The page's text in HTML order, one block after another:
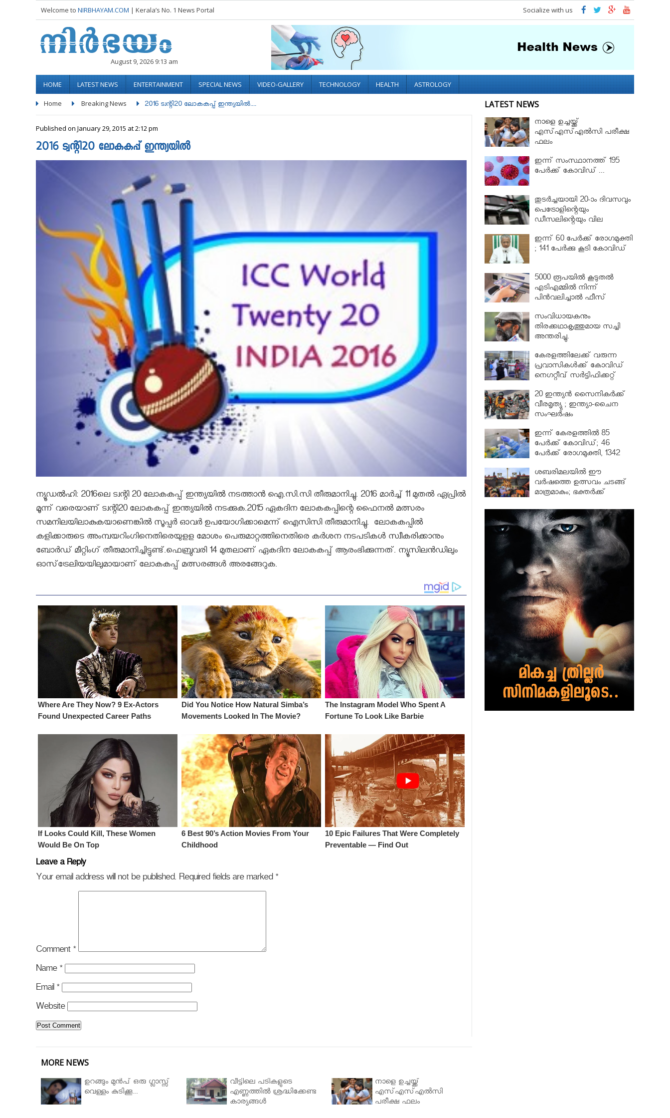
Welcome to NIRBHAYAM.COM | Kerala’s No. 1 News Portal Socialize with us
August 9, 2026 9:13 am
HOME LATEST NEWS ENTERTAINMENT SPECIAL NEWS VIDEO-GALLERY TECHNOLOGY HEALTH ASTROLOGY
Home Breaking News 2016 ട്വന്റി20 ലോകകപ്പ് ഇന്ത്യയില്‍....
Published on January 29, 2015 at 2:12 pm
2016 ട്വന്റി20 ലോകകപ്പ് ഇന്ത്യയില്‍
ന്യൂഡൽഹി: 2016ലെ ട്വന്റി 20 ലോകകപ്പ് ഇന്ത്യയിൽ നടത്താൻ ഐ.സി.സി തീരുമാനിച്ചു. 2016 മാര്‍ച്ച് 11 മുതല്‍ ഏപ്രില്‍
മൂന്ന് വരെയാണ് ട്വന്റി20 ലോകകപ്പ് ഇന്ത്യയില്‍ നടക്കുക.2015 ഏകദിന ലോകകപ്പിന്റെ ഫൈനല്‍ മത്സരം
സമനിലയിലാകുകയാണെങ്കില്‍ സൂപ്പര്‍ ഓവര്‍ ഉപയോഗിക്കാമെന്ന് ഐസിസി തീരുമാനിച്ചു. ലോകകപ്പില്‍
കളിക്കാരുടെ അംമ്പയറിംഗിനെതിരെയുളള മോശം പെരുമാറ്റത്തിനെതിരെ കര്‍ശന നടപടികള്‍ സ്വീകരിക്കാനും
ബോര്‍ഡ് മീറ്റിംഗ് തീരുമാനിച്ചിട്ടുണ്ട്.ഫെബ്രുവരി 14 മുതലാണ് ഏകദിന ലോകകപ്പ് ആരംഭിക്കുന്നത്. ന്യൂസിലന്‍ഡിലും
ഓസ്‌ട്രേലിയയിലുമായാണ് ലോകകപ്പ് മത്സരങ്ങള്‍ അരങ്ങേറുക.
Leave a Reply
Your email address will not be published. Required fields are marked *
Comment *
Name *
Email *
Website
MORE NEWS
ഉറങ്ങും മുന്‍പ് ഒരു ഗ്ലാസ്സ്
വെള്ളം കുടിക്കൂ...
വീട്ടിലെ പടികളുടെ
എണ്ണത്തിൽ ശ്രദ്ധിക്കേണ്ട
കാര്യങ്ങൾ
നാളെ ഉച്ചയ്ക്ക്
എസ്എസ്എല്‍സി
പരീക്ഷ ഫലം
LATEST NEWS
നാളെ ഉച്ചയ്ക്ക്
എസ്എസ്എല്‍സി പരീക്ഷ
ഫലം
ഇന്ന് സംസ്ഥാനത്ത് 195
പേര്‍ക്ക് കോവിഡ് ...
തുടർച്ചയായി 20-ാം ദിവസവും
പെട്രോളിന്റെയും
ഡീസലിന്റെയും വില
ഇന്ന് 60 പേർക്ക് രോഗമുക്തി
; 141 പേര്‍ക്കു കൂടി കോവിഡ്
5000 രൂപയിൽ കൂടുതൽ
എടിഎമ്മിൽ നിന്ന്
പിൻവലിച്ചാൽ ഫീസ്
സംവിധായകനും
തിരക്കഥാകൃത്തുമായ സച്ചി
അന്തരിച്ചു.
കേരളത്തിലേക്ക് വരുന്ന
പ്രവാസികള്‍ക്ക് കോവിഡ്
നെഗറ്റീവ് സര്‍ട്ടിഫിക്കറ്റ്
20 ഇന്ത്യൻ സൈനികർക്ക്
വീരമൃത്യു ; ഇന്ത്യാ-ചൈന
സംഘർഷം
ഇന്ന് കേരളത്തിൽ 85
പേർക്ക് കോവിഡ്; 46
പേർക്ക് രോഗമുക്തി, 1342
ശബരിമലയില്‍ ഈ
വർഷത്തെ ഉത്സവം ചടങ്ങ്
മാത്രമാകും; ഭക്തർക്ക്